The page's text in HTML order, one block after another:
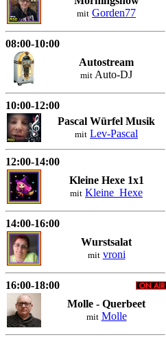
mit Gorden77
08:00-10:00
Autostream
mit Auto-DJ
10:00-12:00
Pascal Würfel Musik
mit Lev-Pascal
12:00-14:00
Kleine Hexe 1x1
mit Kleine_Hexe
14:00-16:00
Wurstsalat
mit vroni
16:00-18:00
Molle - Querbeet
mit Molle